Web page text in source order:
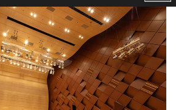
ュ
ニ
ア
ピ
ア
ノ
コ
ン
ニ
ュ
ー